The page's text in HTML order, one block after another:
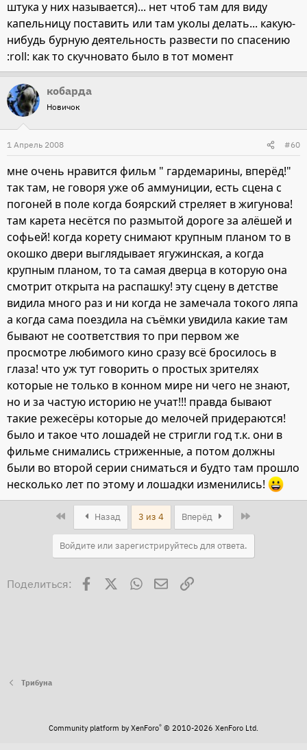
штука у них называется)... нет чтоб там для виду
капельницу поставить или там уколы делать... какую-
нибудь бурную деятельность развести по спасению
:roll: как то скучновато было в тот момент
кобарда
Новичок
1 Апрель 2008 #60
мне очень нравится фильм " гардемарины, вперёд!"
так там, не говоря уже об аммуниции, есть сцена с
погоней в поле когда боярский стреляет в жигунова!
там карета несётся по размытой дороге за алёшей и
софьей! когда корету снимают крупным планом то в
окошко двери выглядывает ягужинская, а когда
крупным планом, то та самая дверца в которую она
смотрит открыта на распашку! эту сцену в детстве
видила много раз и ни когда не замечала токого ляпа
а когда сама поездила на съёмки увидила какие там
бывают не соответствия то при первом же
просмотре любимого кино сразу всё бросилось в
глаза! что уж тут говорить о простых зрителях
которые не только в конном мире ни чего не знают,
но и за частую историю не учат!!! правда бывают
такие режесёры которые до мелочей придераются!
было и такое что лошадей не стригли год т.к. они в
фильме снимались стриженные, а потом должны
были во второй серии сниматься и будто там прошло
несколько лет по этому и лошадки изменились!
Назад 3 из 4 Вперёд
Войдите или зарегистрируйтесь для ответа.
Поделиться: Facebook WhatsAppЭлектронная почта
Ссылка
Трибуна
Community platform by XenForo® © 2010-2026 XenForo Ltd.